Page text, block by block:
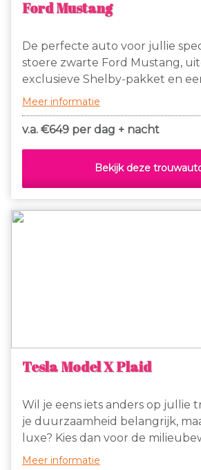
Ford Mustang
De perfecte auto voor jullie
stoere zwarte Ford Mustang,
exclusieve Shelby-pakket en
wat ervoor zorgt dat je al van
te zien bent. ​Deze prachtige
voorzien van alle opties zoals:
stoelverwarming/verkoeling,
onvergetelijke indruk en
natuurlijk wil je zelf rijden toch?
Meer informatie
v.a. €649 per dag + nacht
Bekijk deze
Tesla Model X Plaid
Wil je eens iets anders op jullie
je duurzaamheid belangrijk,
luxe? Kies dan voor de
Model X als trouwauto.
Meer informatie